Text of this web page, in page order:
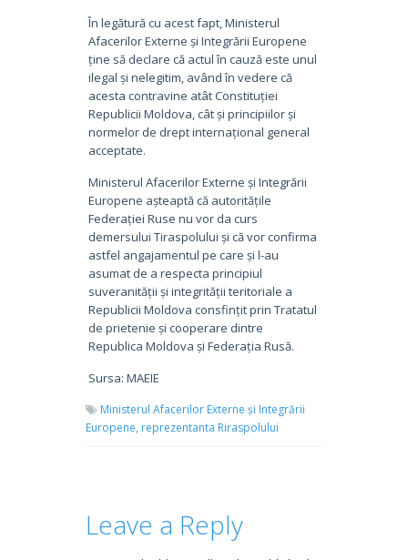
În legătură cu acest fapt, Ministerul
Afacerilor Externe și Integrării Europene
ține să declare că actul în cauză este unul
ilegal și nelegitim, având în vedere că
acesta contravine atât Constituției
Republicii Moldova, cât și principiilor și
normelor de drept internațional general
acceptate.
Ministerul Afacerilor Externe și Integrării
Europene așteaptă că autoritățile
Federației Ruse nu vor da curs
demersului Tiraspolului și că vor confirma
astfel angajamentul pe care și l-au
asumat de a respecta principiul
suveranității și integrității teritoriale a
Republicii Moldova consfințit prin Tratatul
de prietenie și cooperare dintre
Republica Moldova și Federația Rusă.
Sursa: MAEIE
Ministerul Afacerilor Externe și Integrării
Europene, reprezentanta Riraspolului
Leave a Reply